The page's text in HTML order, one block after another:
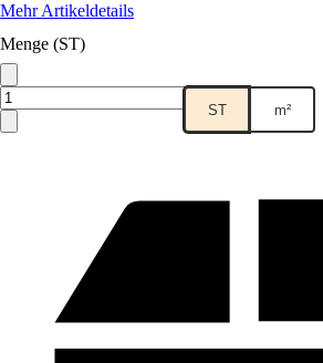
Mehr Artikeldetails
Menge (ST)
ST m²